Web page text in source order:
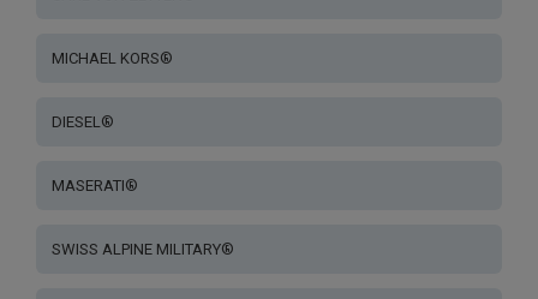
MICHAEL KORS®
DIESEL®
MASERATI®
SWISS ALPINE MILITARY®